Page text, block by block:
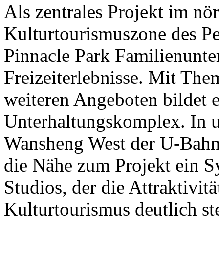
Als zentrales Projekt im
Kulturtourismuszone des
Pinnacle Park
Freizeiterlebnisse. Mit
weiteren Angeboten bildet
Unterhaltungskomplex. In
Wansheng West der U-
die Nähe zum Projekt ein
Studios, der die
Kulturtourismus deutlich